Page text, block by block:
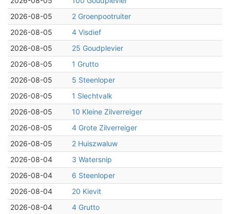
2026-08-05
2 Groenpootruiter
2026-08-05
4 Visdief
2026-08-05
25 Goudplevier
2026-08-05
1 Grutto
2026-08-05
5 Steenloper
2026-08-05
1 Slechtvalk
2026-08-05
10 Kleine Zilverreiger
2026-08-05
4 Grote Zilverreiger
2026-08-05
2 Huiszwaluw
2026-08-04
3 Watersnip
2026-08-04
6 Steenloper
2026-08-04
20 Kievit
2026-08-04
4 Grutto